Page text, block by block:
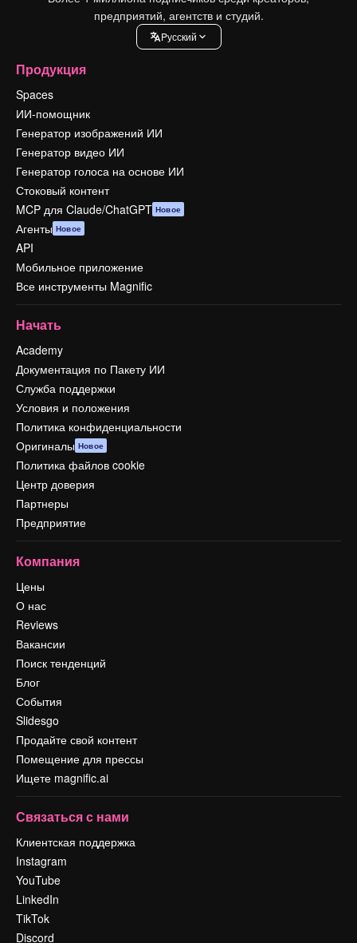
предприятий, агентств и студий.
Pусский
Продукция
Spaces
ИИ-помощник
Генератор изображений ИИ
Генератор видео ИИ
Генератор голоса на основе ИИ
Стоковый контент
MCP для Claude/ChatGPT Новое
Агенты Новое
API
Мобильное приложение
Все инструменты Magnific
Начать
Academy
Документация по Пакету ИИ
Служба поддержки
Условия и положения
Политика конфиденциальности
Оригиналы Новое
Политика файлов cookie
Центр доверия
Партнеры
Предприятие
Компания
Цены
О нас
Reviews
Вакансии
Поиск тенденций
Блог
События
Slidesgo
Продайте свой контент
Помещение для прессы
Ищете magnific.ai
Связаться с нами
Клиентская поддержка
Instagram
YouTube
LinkedIn
TikTok
Discord